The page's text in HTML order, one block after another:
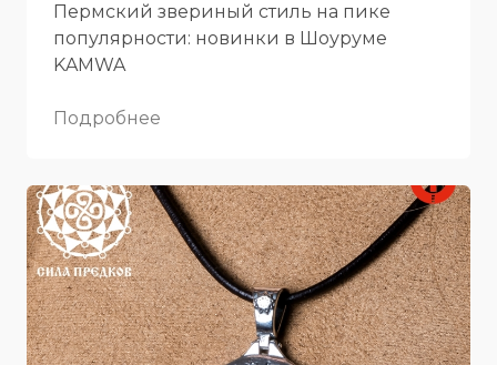
Пермский звериный стиль на пике
популярности: новинки в Шоуруме
KAMWA
Подробнее